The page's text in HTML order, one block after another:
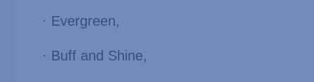
· Evergreen,
· Buff and Shine,